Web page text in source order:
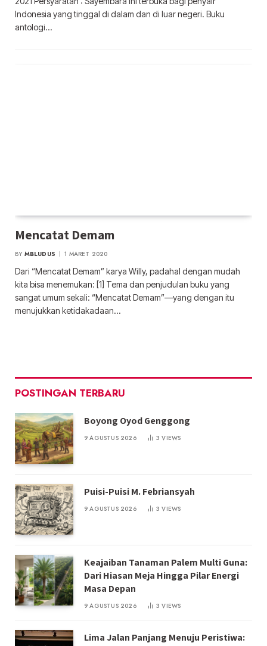
Indonesia yang tinggal di dalam dan di luar negeri. Buku
antologi…
Mencatat Demam
BY MBLUDUS 1 MARET 2020
Dari “Mencatat Demam” karya Willy, padahal dengan mudah
kita bisa menemukan: [1] Tema dan penjudulan buku yang
sangat umum sekali: “Mencatat Demam”—yang dengan itu
menujukkan ketidakadaan…
POSTINGAN TERBARU
Boyong Oyod Genggong
9 AGUSTUS 2026 3VIEWS
Puisi-Puisi M. Febriansyah
9 AGUSTUS 2026 3VIEWS
Keajaiban Tanaman Palem Multi Guna:
Dari Hiasan Meja Hingga Pilar Energi
Masa Depan
9 AGUSTUS 2026 3VIEWS
Lima Jalan Panjang Menuju Peristiwa: